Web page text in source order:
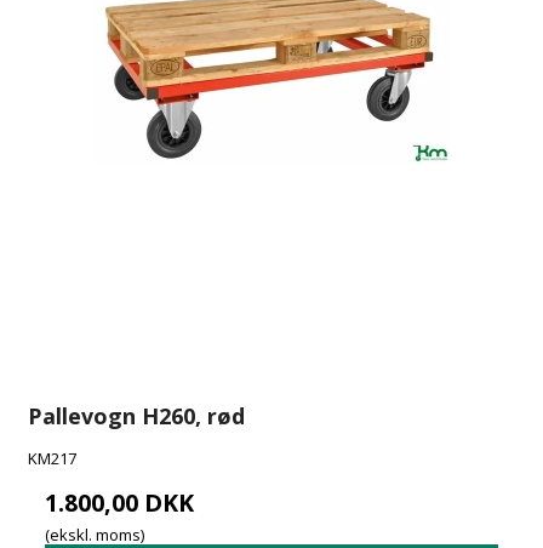
Pallevogn H260, rød
KM217
1.800,00 DKK
(ekskl. moms)